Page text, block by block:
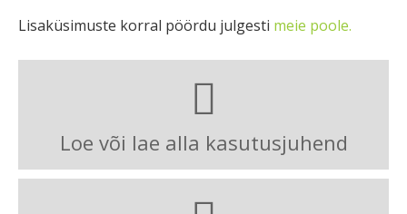
Lisaküsimuste korral pöördu julgesti meie poole.
Loe või lae alla kasutusjuhend